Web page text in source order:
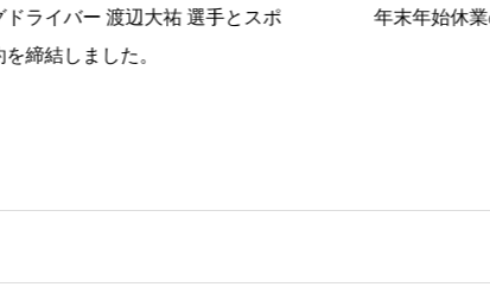
選手とスポ
年末年始休業のお知らせ